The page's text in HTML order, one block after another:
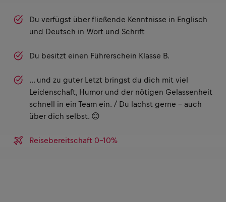
Du verfügst über fließende Kenntnisse in Englisch
und Deutsch in Wort und Schrift
Du besitzt einen Führerschein Klasse B.
… und zu guter Letzt bringst du dich mit viel
Leidenschaft, Humor und der nötigen Gelassenheit
schnell in ein Team ein. / Du lachst gerne – auch
über dich selbst. 😊
Reisebereitschaft 0-10%